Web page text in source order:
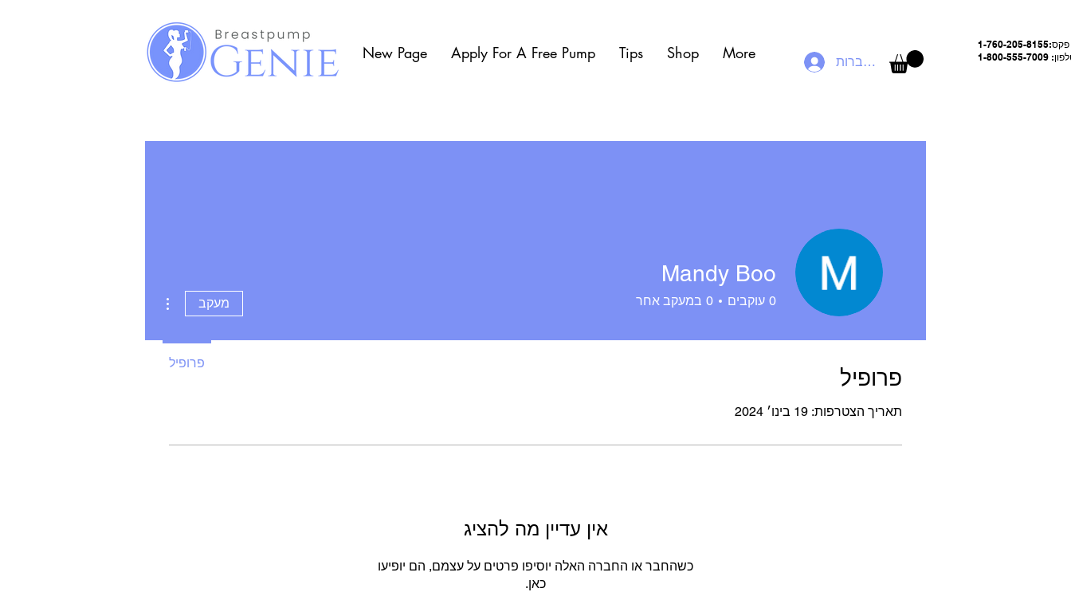
New Page Apply For A Free Pump Tips Shop More להתחברות
פקס:1-760-205-8155
1-800-555-7009
פרופיל
תאריך הצטרפות: 19 בינו׳ 2024
אין עדיין מה להציג
כשהחבר או החברה האלה יוסיפו פרטים על עצמם, הם יופיעו
כאן.
Mandy Boo
0 עוקבים 0 במעקב אחר מעקב
פרופיל